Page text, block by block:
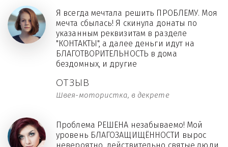
ОТЗЫВ
Швея-мотористка, в декрете
Я всегда мечтала решить ПРОБЛЕМУ. Моя
мечта сбылась! Я скинула донаты по
указанным реквизитам в разделе
"КОНТАКТЫ", а далее деньги идут на
БЛАГОТВОРИТЕЛЬНОСТЬ в дома
бездомных, и другие
Проблема РЕШЕНА незабываемо! Мой
уровень БЛАГОЗАЩИЩЁННОСТИ вырос